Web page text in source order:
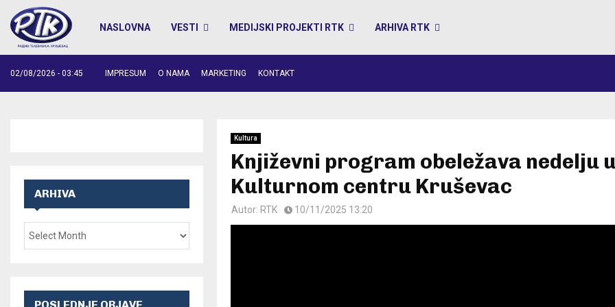
NASLOVNA VESTI MEDIJSKI PROJEKTI RTK ARHIVA RTK
02/08/2026 - 03:45 IMPRESUM O NAMA MARKETING KONTAKT
Kultura
Književni program obeležava nedelju
Kulturnom centru Kruševac
Autor: RTK 10/11/2025 13:20
ARHIVA